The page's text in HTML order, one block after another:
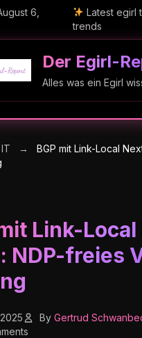
6,
Latest egirl
trends
Der Egirl-
Alles was ein Egirl
IT →
BGP mit Link-Local
Link-
NDP-freies
By Gertrud